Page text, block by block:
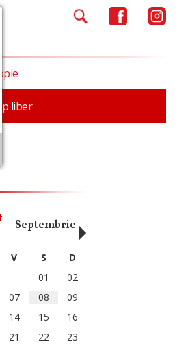
liber
Septembrie Octombrie
V S
D
01
02
07 08
09
14 15
16
21 22
23